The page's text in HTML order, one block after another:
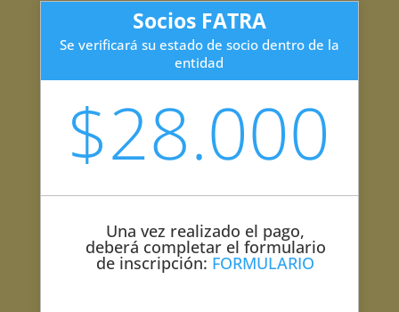
Socios FATRA
Se verificará su estado de socio dentro de la
entidad
$28.000
Una vez realizado el pago,
deberá completar el formulario
de inscripción: FORMULARIO